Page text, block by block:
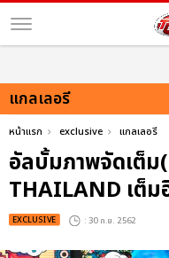
แกลเลอรี
หน้าแรก exclusive แกลเลอรี
อัลบั้มภาพจัดเต็ม
THAILAND เต็
EXCLUSIVE : 30 ก.ย. 2562